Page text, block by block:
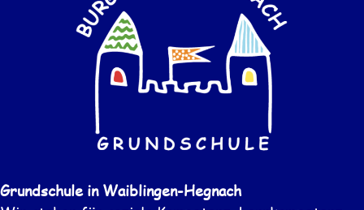
Grundschule in Waiblingen-Hegnach